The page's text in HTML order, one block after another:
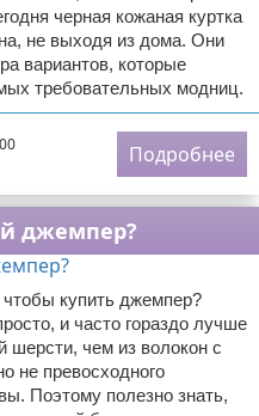
черная кожаная куртка
не выходя из дома. Они
вариантов, которые
требовательных модниц.
Подробнее
джемпер?
купить джемпер?
и часто гораздо лучше
шерсти, чем из волокон с
не превосходного
Поэтому полезно знать,